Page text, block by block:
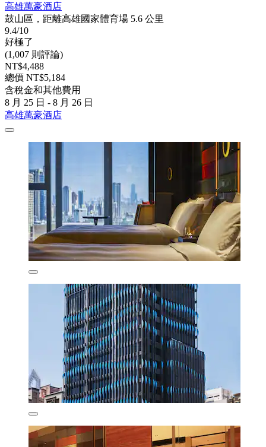
高雄萬豪酒店
鼓山區，距離高雄國家體育場 5.6 公里
9.4/10
好極了
(1,007 則評論)
NT$4,488
總價 NT$5,184
含稅金和其他費用
8 月 25 日 - 8 月 26 日
高雄萬豪酒店